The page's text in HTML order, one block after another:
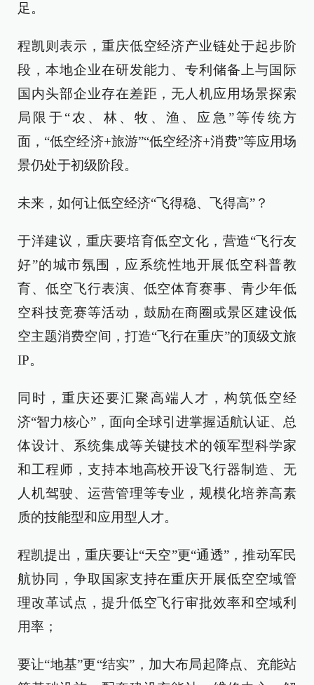
足。
程凯则表示，重庆低空经济产业链处于起步阶
段，本地企业在研发能力、专利储备上与国际
国内头部企业存在差距，无人机应用场景探索
局限于“农、林、牧、渔、应急”等传统方
面，“低空经济+旅游”“低空经济+消费”等应用场
景仍处于初级阶段。
未来，如何让低空经济“飞得稳、飞得高”？
于洋建议，重庆要培育低空文化，营造“飞行友
好”的城市氛围，应系统性地开展低空科普教
育、低空飞行表演、低空体育赛事、青少年低
空科技竞赛等活动，鼓励在商圈或景区建设低
空主题消费空间，打造“飞行在重庆”的顶级文旅
IP。
同时，重庆还要汇聚高端人才，构筑低空经
济“智力核心”，面向全球引进掌握适航认证、总
体设计、系统集成等关键技术的领军型科学家
和工程师，支持本地高校开设飞行器制造、无
人机驾驶、运营管理等专业，规模化培养高素
质的技能型和应用型人才。
程凯提出，重庆要让“天空”更“通透”，推动军民
航协同，争取国家支持在重庆开展低空空域管
理改革试点，提升低空飞行审批效率和空域利
用率；
要让“地基”更“结实”，加大布局起降点、充能站